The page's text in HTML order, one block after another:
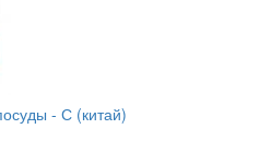
- С (китай)